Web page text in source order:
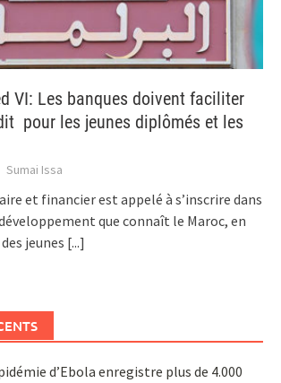
VI: Les banques doivent faciliter
pour les jeunes diplômés et les
Sumai Issa
et financier est appelé à s’inscrire dans
que connaît le Maroc, en
jeunes [...]
d’Ebola enregistre plus de 4.000